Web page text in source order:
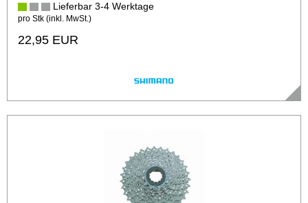
Lieferbar 3-4 Werktage
pro Stk (inkl. MwSt.)
22,95 EUR